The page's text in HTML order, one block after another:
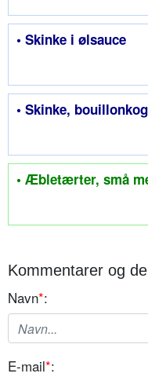
• Skinke i ølsauce
• Skinke,
• Æbletærter, små
Kommentarer og
Navn*:
E-mail*: